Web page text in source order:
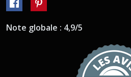
Note globale : 4,9/5